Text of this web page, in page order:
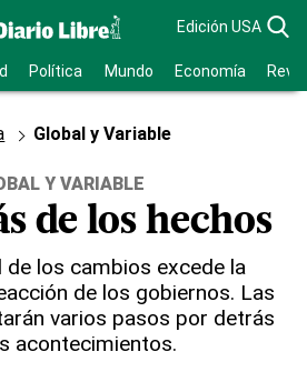
Edición USA
Política Mundo Economía
Global y Variable
Y VARIABLE
de los hechos
de los cambios excede la
de los gobiernos. Las
varios pasos por detrás
acontecimientos.